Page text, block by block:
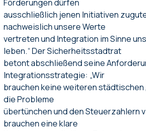
Förderungen dürfen
ausschließlich jenen Initiativen
nachweislich unsere Werte
vertreten und Integration im Sinne
leben.“ Der Sicherheitsstadtrat
betont abschließend seine
Integrationsstrategie: „Wir
brauchen keine weiteren städtischen
die Probleme
übertünchen und den Steuerzahlern
brauchen eine klare